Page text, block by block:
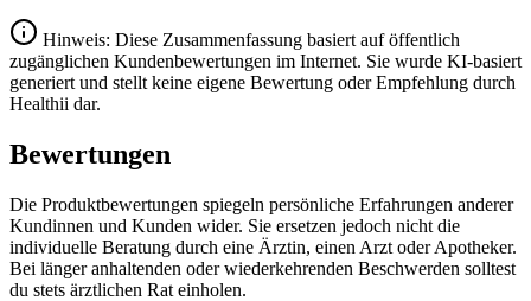
Hinweis: Diese Zusammenfassung basiert auf öffentlich
zugänglichen Kundenbewertungen im Internet. Sie wurde KI-basiert
generiert und stellt keine eigene Bewertung oder Empfehlung durch
Healthii dar.
Bewertungen
Die Produktbewertungen spiegeln persönliche Erfahrungen anderer
Kundinnen und Kunden wider. Sie ersetzen jedoch nicht die
individuelle Beratung durch eine Ärztin, einen Arzt oder Apotheker.
Bei länger anhaltenden oder wiederkehrenden Beschwerden solltest
du stets ärztlichen Rat einholen.